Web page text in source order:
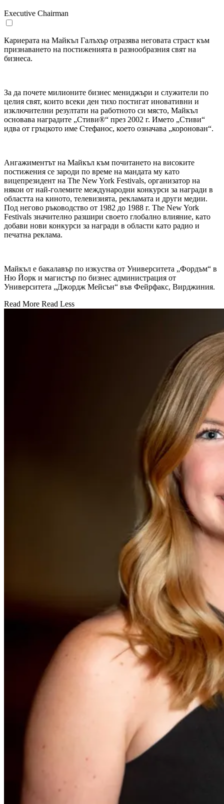
Executive Chairman
Кариерата на Майкъл Галъхър отразява неговата страст към
признаването на постиженията в разнообразния свят на
бизнеса.
За да почете милионите бизнес мениджъри и служители по
целия свят, които всеки ден тихо постигат иновативни и
изключителни резултати на работното си място, Майкъл
основава наградите „Стиви®“ през 2002 г. Името „Стиви“
идва от гръцкото име Стефанос, което означава „коронован“.
Ангажиментът на Майкъл към почитането на високите
постижения се зароди по време на мандата му като
вицепрезидент на The New York Festivals, организатор на
някои от най-големите международни конкурси за награди в
областта на киното, телевизията, рекламата и други медии.
Под негово ръководство от 1982 до 1988 г. The New York
Festivals значително разшири своето глобално влияние, като
добави нови конкурси за награди в области като радио и
печатна реклама.
Майкъл е бакалавър по изкуства от Университета „Фордъм“ в
Ню Йорк и магистър по бизнес администрация от
Университета „Джордж Мейсън“ във Фейрфакс, Вирджиния.
Read More Read Less